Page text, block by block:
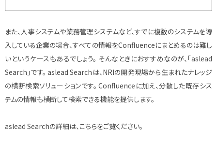
また、人事システムや業務管理システムなど、すでに複数のシステムを導
入している企業の場合、すべての情報をConfluenceにまとめるのは難し
いというケースもあるでしょう。 そんなときにおすすめなのが、「aslead
Search」です。 aslead Searchは、NRIの開発現場から生まれたナレッジ
の横断検索ソリューションです。 Confluenceに加え、分散した既存シス
テムの情報も横断して検索できる機能を提供します。
aslead Searchの詳細は、こちらをご覧ください。